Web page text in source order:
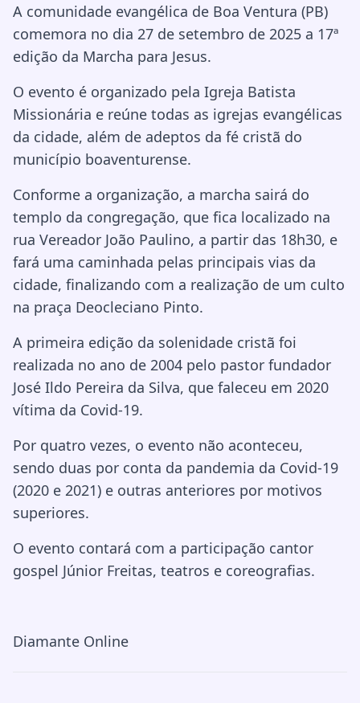
A comunidade evangélica de Boa Ventura (PB)
comemora no dia 27 de setembro de 2025 a 17ª
edição da Marcha para Jesus.
O evento é organizado pela Igreja Batista
Missionária e reúne todas as igrejas evangélicas
da cidade, além de adeptos da fé cristã do
município boaventurense.
Conforme a organização, a marcha sairá do
templo da congregação, que fica localizado na
rua Vereador João Paulino, a partir das 18h30, e
fará uma caminhada pelas principais vias da
cidade, finalizando com a realização de um culto
na praça Deocleciano Pinto.
A primeira edição da solenidade cristã foi
realizada no ano de 2004 pelo pastor fundador
José Ildo Pereira da Silva, que faleceu em 2020
vítima da Covid-19.
Por quatro vezes, o evento não aconteceu,
sendo duas por conta da pandemia da Covid-19
(2020 e 2021) e outras anteriores por motivos
superiores.
O evento contará com a participação cantor
gospel Júnior Freitas, teatros e coreografias.
Diamante Online